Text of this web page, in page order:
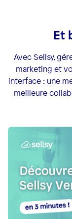
Et
Avec Sellsy,
marketing et
interface : une
meilleure